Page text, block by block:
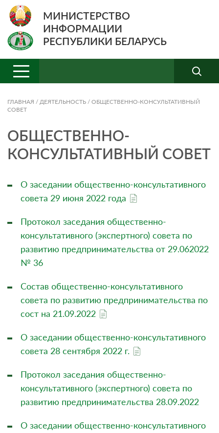
МИНИСТЕРСТВО
ИНФОРМАЦИИ
РЕСПУБЛИКИ БЕЛАРУСЬ
ГЛАВНАЯ / ДЕЯТЕЛЬНОСТЬ / ОБЩЕСТВЕННО-КОНСУЛЬТАТИВНЫЙ
СОВЕТ
ОБЩЕСТВЕННО-
КОНСУЛЬТАТИВНЫЙ СОВЕТ
О заседании общественно-консультативного
совета 29 июня 2022 года
Протокол заседания общественно-
консультативного (экспертного) совета по
развитию предпринимательства от 29.062022
№ 36
Состав общественно-консультативного
совета по развитию предпринимательства по
сост на 21.09.2022
О заседании общественно-консультативного
совета 28 сентября 2022 г.
Протокол заседания общественно-
консультативного (экспертного) совета по
развитию предпринимательства 28.09.2022
О заседании общественно-консультативного